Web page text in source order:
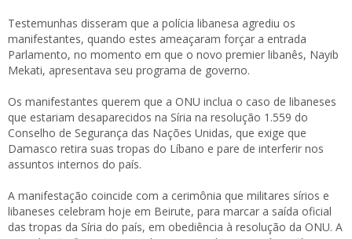
Testemunhas disseram que a polícia libanesa agrediu os
manifestantes, quando estes ameaçaram forçar a entrada
Parlamento, no momento em que o novo premier libanês, Nayib
Mekati, apresentava seu programa de governo.
Os manifestantes querem que a ONU inclua o caso de libaneses
que estariam desaparecidos na Síria na resolução 1.559 do
Conselho de Segurança das Nações Unidas, que exige que
Damasco retira suas tropas do Líbano e pare de interferir nos
assuntos internos do país.
A manifestação coincide com a cerimônia que militares sírios e
libaneses celebram hoje em Beirute, para marcar a saída oficial
das tropas da Síria do país, em obediência à resolução da ONU. A